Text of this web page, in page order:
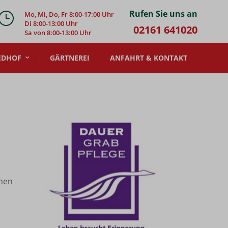
Rufen Sie uns an
02161 641020
Mo, Mi, Do, Fr 8:00-17:00 Uhr
Di 8:00-13:00 Uhr
Sa von 8:00-13:00 Uhr
GÄRTNEREI ANFAHRT & KONTAKT